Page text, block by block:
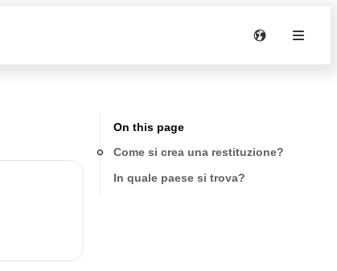
On this page
Come si crea una restituzione?
In quale paese si trova?